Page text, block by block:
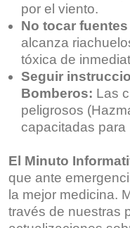
por el viento.
No tocar
alcanza
tóxica de
Seguir
Bomberos: Las
peligrosos
capacitadas para
El Minuto
que ante
la mejor medicina.
través de nuestras